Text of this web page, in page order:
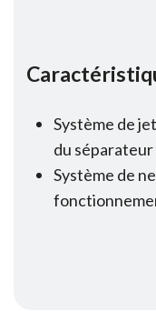
Système de
du séparateur
Système de